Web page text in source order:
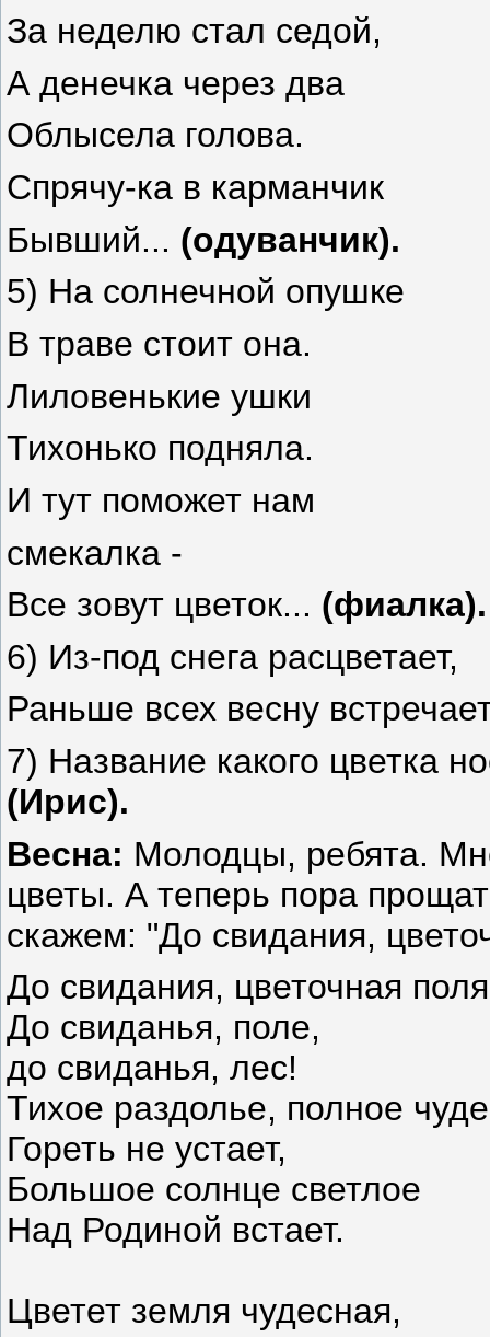
За неделю стал седой,
А денечка через два
Облысела голова.
Спрячу-ка в карманчик
Бывший... (одуванчик).
5) На солнечной опушке
В траве стоит она.
Лиловенькие ушки
Тихонько подняла.
И тут поможет нам
смекалка -
Все зовут цветок... (фиалка).
6) Из-под снега расцветает,
Раньше всех весну
7) Название какого цветка
(Ирис).
Весна: Молодцы, ребята.
цветы. А теперь пора
скажем: "До свидания,
До свидания, цветочная
До свиданья, поле,
до свиданья, лес!
Тихое раздолье, полное
Гореть не устает,
Большое солнце светлое
Над Родиной встает.
Цветет земля чудесная,